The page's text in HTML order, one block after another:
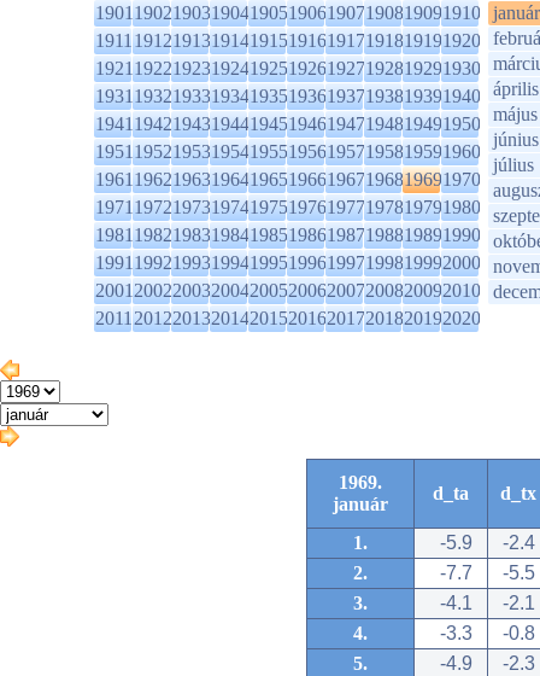
1901190219031904190519061907190819091910
1911191219131914191519161917191819191920
1921192219231924192519261927192819291930
1931193219331934193519361937193819391940
1941194219431944194519461947194819491950
1951195219531954195519561957195819591960
1961196219631964196519661967196819691970
1971197219731974197519761977197819791980
1981198219831984198519861987198819891990
1991199219931994199519961997199819992000
2001200220032004200520062007200820092010
2011201220132014201520162017201820192020
január
április
május
június
július
1969.
január
d_ta d_tx
1. -5.9
-2.4
2.
-7.7
-5.5
3.
-4.1
-2.1
4.
-3.3
-0.8
5.
-4.9
-2.3